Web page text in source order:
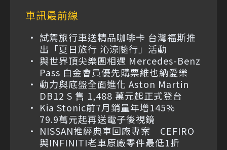
車訊最前線
試駕旅行車送精品咖啡卡 台灣福斯推
出「夏日旅行 沁涼隨行」活動
與世界頂尖樂團相遇 Mercedes-Benz
Pass 白金會員優先購票維也納愛樂
動力與底盤全面進化 Aston Martin
DB12 S 售 1,488 萬元起正式登台
Kia Stonic前7月銷量年增145%
79.9萬元起再送電子後視鏡
NISSAN推經典車回廠專案 CEFIRO
與INFINITI老車原廠零件最低1折